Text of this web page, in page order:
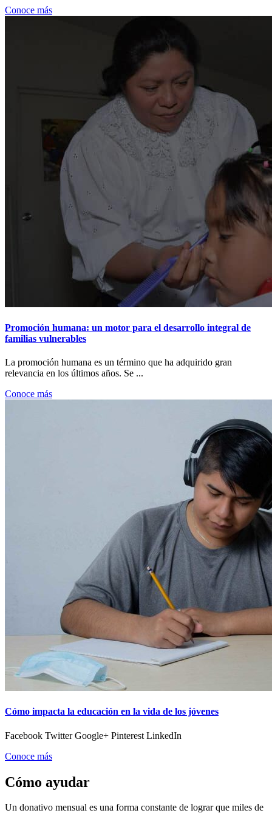
Conoce más
Promoción humana: un motor para el desarrollo integral de
familias vulnerables
La promoción humana es un término que ha adquirido gran
relevancia en los últimos años. Se ...
Conoce más
Cómo impacta la educación en la vida de los jóvenes
Facebook Twitter Google+ Pinterest LinkedIn
Conoce más
Cómo ayudar
Un donativo mensual es una forma constante de lograr que miles de